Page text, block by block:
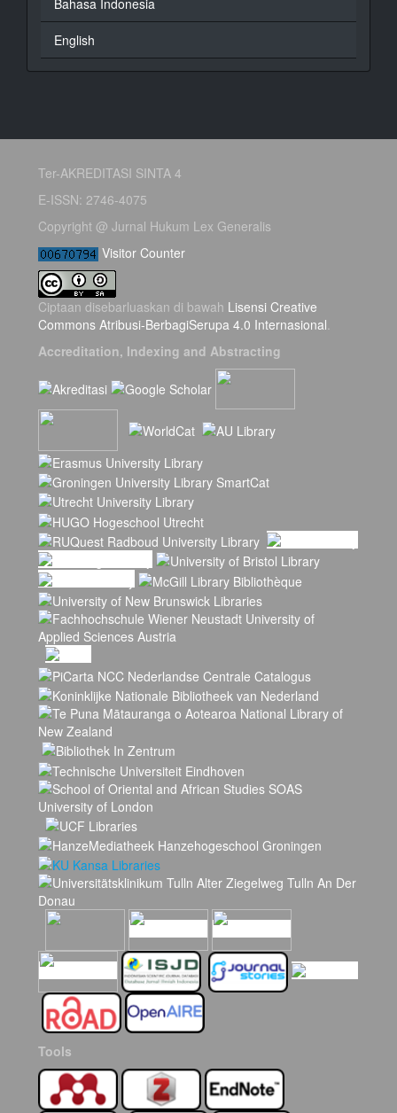
English
Ter-AKREDITASI SINTA 4
E-ISSN: 2746-4075
Copyright @ Jurnal Hukum Lex Generalis
Visitor Counter
Ciptaan disebarluaskan di bawah Lisensi Creative
Commons Atribusi-BerbagiSerupa 4.0 Internasional.
Accreditation, Indexing and Abstracting
Tools